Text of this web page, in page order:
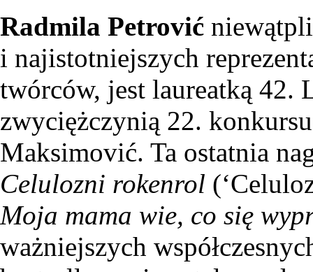
Radmila Petrović
i najistotniejszych
twórców, jest laureatką 42.
zwyciężczynią 22.
Maksimović. Ta ostatnia
Celulozni rokenrol
Moja mama wie, co się
ważniejszych